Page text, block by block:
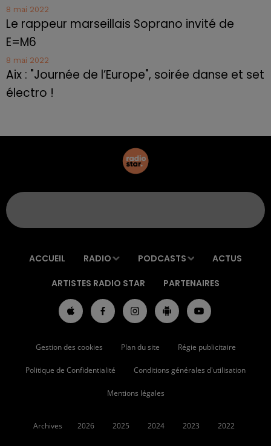
8 mai 2022
Le rappeur marseillais Soprano invité de
E=M6
8 mai 2022
Aix : "Journée de l’Europe", soirée danse et set
électro !
ACCUEIL RADIO PODCASTS ACTUS
ARTISTES RADIO STAR PARTENAIRES
Gestion des cookies Plan du site Régie publicitaire
Politique de Confidentialité Conditions générales d'utilisation
Mentions légales
Archives 2026 2025 2024 2023 2022